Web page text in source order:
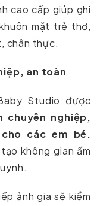
cao cấp giúp ghi
mặt trẻ thơ,
chân thực.
an toàn
Studio được
nghiệp,
các em bé.
không gian ấm
ảnh gia sẽ kiểm